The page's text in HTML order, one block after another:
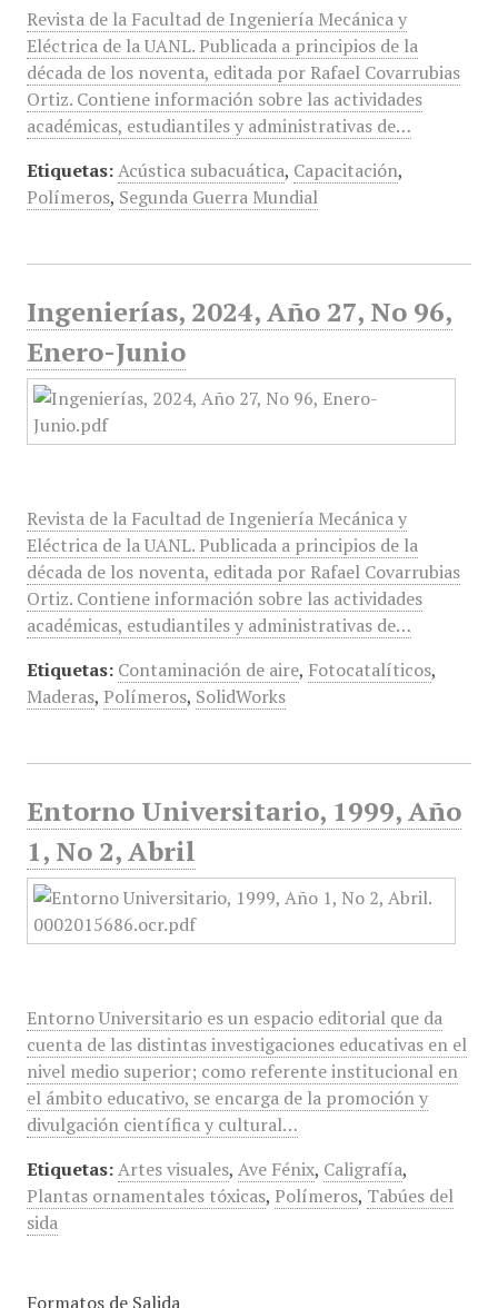
Revista de la Facultad de Ingeniería Mecánica y
Eléctrica de la UANL. Publicada a principios de la
década de los noventa, editada por Rafael Covarrubias
Ortiz. Contiene información sobre las actividades
académicas, estudiantiles y administrativas de…
Etiquetas: Acústica subacuática, Capacitación,
Polímeros, Segunda Guerra Mundial
Ingenierías, 2024, Año 27, No 96,
Enero-Junio
Revista de la Facultad de Ingeniería Mecánica y
Eléctrica de la UANL. Publicada a principios de la
década de los noventa, editada por Rafael Covarrubias
Ortiz. Contiene información sobre las actividades
académicas, estudiantiles y administrativas de…
Etiquetas: Contaminación de aire, Fotocatalíticos,
Maderas, Polímeros, SolidWorks
Entorno Universitario, 1999, Año
1, No 2, Abril
Entorno Universitario es un espacio editorial que da
cuenta de las distintas investigaciones educativas en el
nivel medio superior; como referente institucional en
el ámbito educativo, se encarga de la promoción y
divulgación científica y cultural…
Etiquetas: Artes visuales, Ave Fénix, Caligrafía,
Plantas ornamentales tóxicas, Polímeros, Tabúes del
sida
Formatos de Salida